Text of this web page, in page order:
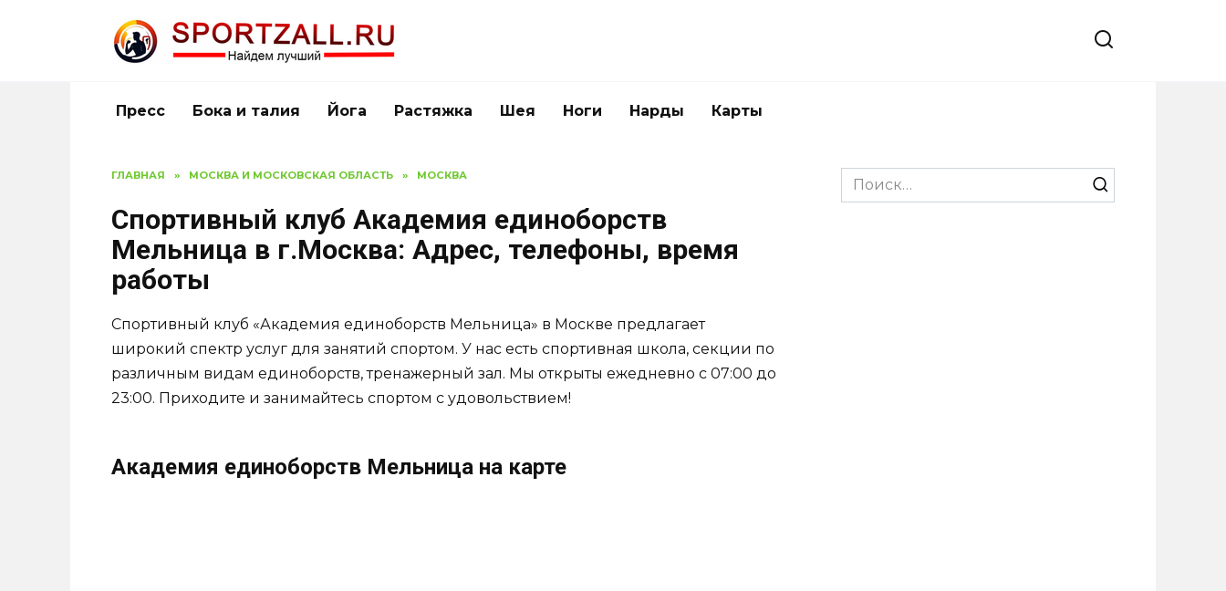
Пресс Бока и талия Йога Растяжка Шея Ноги Нарды Карты
ГЛАВНАЯ » МОСКВА И МОСКОВСКАЯ ОБЛАСТЬ » МОСКВА
Спортивный клуб Академия единоборств
Мельница в г.Москва: Адрес, телефоны, время
работы
Спортивный клуб «Академия единоборств Мельница» в Москве предлагает
широкий спектр услуг для занятий спортом. У нас есть спортивная школа, секции по
различным видам единоборств, тренажерный зал. Мы открыты ежедневно с 07:00 до
23:00. Приходите и занимайтесь спортом с удовольствием!
Академия единоборств Мельница на карте
Search
for: